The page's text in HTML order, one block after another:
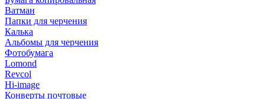
Ватман
Папки для черчения
Калька
Альбомы для черчения
Фотобумага
Lomond
Revcol
Hi-image
Конверты почтовые